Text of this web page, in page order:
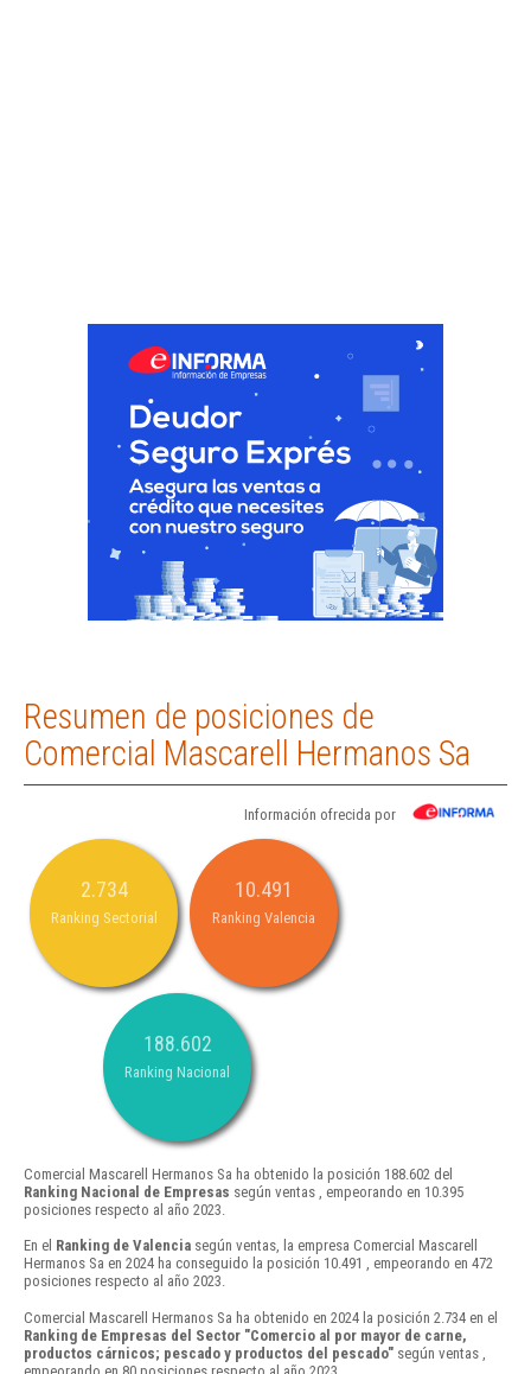
Resumen de posiciones de
Comercial Mascarell Hermanos Sa
Información ofrecida por
2.734
Ranking Sectorial
10.491
Ranking Valencia
188.602
Ranking Nacional
Comercial Mascarell Hermanos Sa ha obtenido la posición 188.602 del
Ranking Nacional de Empresas según ventas , empeorando en 10.395
posiciones respecto al año 2023.
En el Ranking de Valencia según ventas, la empresa Comercial Mascarell
Hermanos Sa en 2024 ha conseguido la posición 10.491 , empeorando en 472
posiciones respecto al año 2023.
Comercial Mascarell Hermanos Sa ha obtenido en 2024 la posición 2.734 en el
Ranking de Empresas del Sector "Comercio al por mayor de carne,
productos cárnicos; pescado y productos del pescado" según ventas ,